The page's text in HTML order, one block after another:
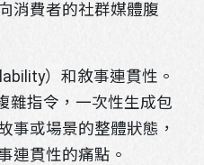
消費者的社群媒體腹
）和敘事連貫性。
雜指令，一次性生成包
事或場景的整體狀態，
連貫性的痛點。